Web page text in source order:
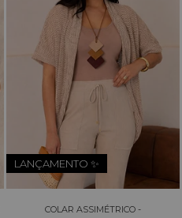
LANÇAMENTO ✨
COLAR ASSIMÉTRICO -